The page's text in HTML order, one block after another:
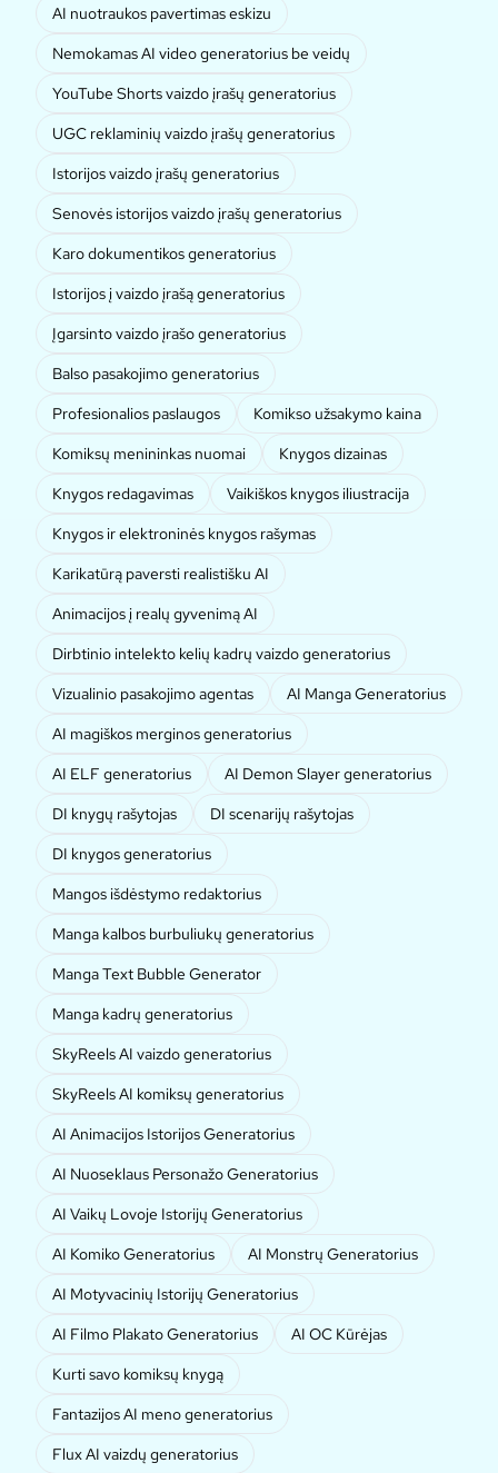
AI nuotraukos pavertimas eskizu
Nemokamas AI video generatorius be veidų
YouTube Shorts vaizdo įrašų generatorius
UGC reklaminių vaizdo įrašų generatorius
Istorijos vaizdo įrašų generatorius
Senovės istorijos vaizdo įrašų generatorius
Karo dokumentikos generatorius
Istorijos į vaizdo įrašą generatorius
Įgarsinto vaizdo įrašo generatorius
Balso pasakojimo generatorius
Profesionalios paslaugos
Komikso užsakymo kaina
Komiksų menininkas nuomai
Knygos dizainas
Knygos redagavimas
Vaikiškos knygos iliustracija
Knygos ir elektroninės knygos rašymas
Karikatūrą paversti realistišku AI
Animacijos į realų gyvenimą AI
Dirbtinio intelekto kelių kadrų vaizdo generatorius
Vizualinio pasakojimo agentas
AI Manga Generatorius
AI magiškos merginos generatorius
AI ELF generatorius
AI Demon Slayer generatorius
DI knygų rašytojas
DI scenarijų rašytojas
DI knygos generatorius
Mangos išdėstymo redaktorius
Manga kalbos burbuliukų generatorius
Manga Text Bubble Generator
Manga kadrų generatorius
SkyReels AI vaizdo generatorius
SkyReels AI komiksų generatorius
AI Animacijos Istorijos Generatorius
AI Nuoseklaus Personažo Generatorius
AI Vaikų Lovoje Istorijų Generatorius
AI Komiko Generatorius
AI Monstrų Generatorius
AI Motyvacinių Istorijų Generatorius
AI Filmo Plakato Generatorius
AI OC Kūrėjas
Kurti savo komiksų knygą
Fantazijos AI meno generatorius
Flux AI vaizdų generatorius